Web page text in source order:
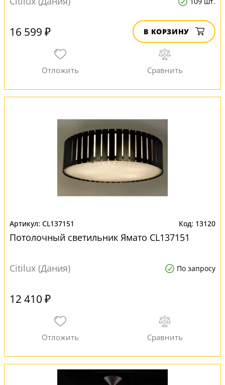
16 599 ₽ В КОРЗИНУ
CL137151 13120
Потолочный светильник Ямато CL137151
Citilux (Дания) По запросу
12 410 ₽